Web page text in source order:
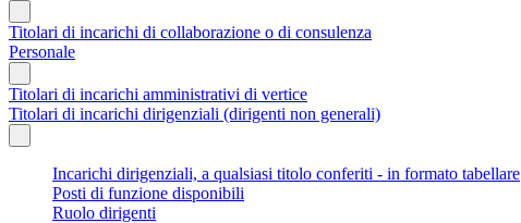
Titolari di incarichi di collaborazione o di consulenza
Personale
Titolari di incarichi amministrativi di vertice
Titolari di incarichi dirigenziali (dirigenti non generali)
Incarichi dirigenziali, a qualsiasi titolo conferiti - in formato tabellare
Posti di funzione disponibili
Ruolo dirigenti